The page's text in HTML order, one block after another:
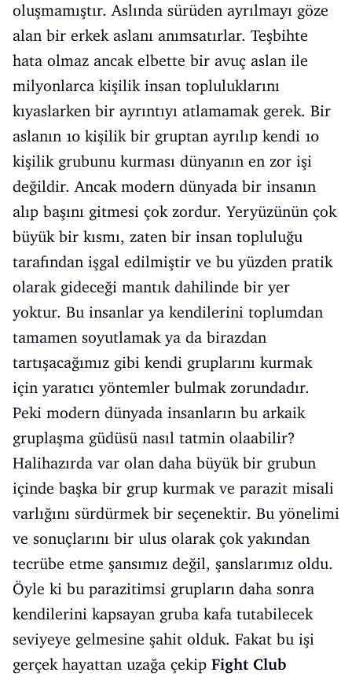
oluşmamıştır. Aslında sürüden ayrılmayı göze
alan bir erkek aslanı anımsatırlar. Teşbihte
hata olmaz ancak elbette bir avuç aslan ile
milyonlarca kişilik insan topluluklarını
kıyaslarken bir ayrıntıyı atlamamak gerek. Bir
aslanın 10 kişilik bir gruptan ayrılıp kendi 10
kişilik grubunu kurması dünyanın en zor işi
değildir. Ancak modern dünyada bir insanın
alıp başını gitmesi çok zordur. Yeryüzünün çok
büyük bir kısmı, zaten bir insan topluluğu
tarafından işgal edilmiştir ve bu yüzden pratik
olarak gideceği mantık dahilinde bir yer
yoktur. Bu insanlar ya kendilerini toplumdan
tamamen soyutlamak ya da birazdan
tartışacağımız gibi kendi gruplarını kurmak
için yaratıcı yöntemler bulmak zorundadır.
Peki modern dünyada insanların bu arkaik
gruplaşma güdüsü nasıl tatmin olaabilir?
Halihazırda var olan daha büyük bir grubun
içinde başka bir grup kurmak ve parazit misali
varlığını sürdürmek bir seçenektir. Bu yönelimi
ve sonuçlarını bir ulus olarak çok yakından
tecrübe etme şansımız değil, şanslarımız oldu.
Öyle ki bu parazitimsi grupların daha sonra
kendilerini kapsayan gruba kafa tutabilecek
seviyeye gelmesine şahit olduk. Fakat bu işi
gerçek hayattan uzağa çekip Fight Club